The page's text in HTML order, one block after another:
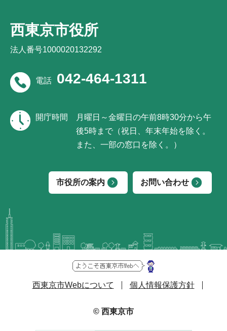
西東京市役所
法人番号1000020132292
電話 042-464-1311
開庁時間
月曜日～金曜日の午前8時30分から午
後5時まで（祝日、年末年始を除く。
また、一部の窓口を除く。）
市役所の案内 お問い合わせ
西東京市Webについて 個人情報保護方針
© 西東京市